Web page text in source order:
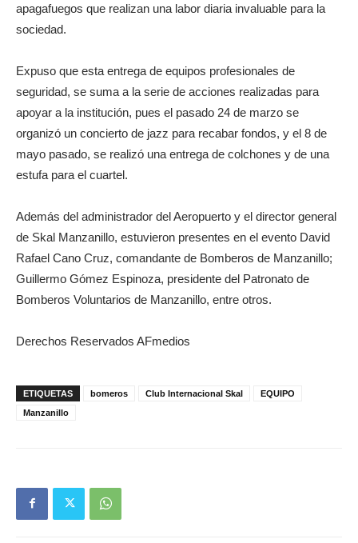
apagafuegos que realizan una labor diaria invaluable para la
sociedad.
Expuso que esta entrega de equipos profesionales de
seguridad, se suma a la serie de acciones realizadas para
apoyar a la institución, pues el pasado 24 de marzo se
organizó un concierto de jazz para recabar fondos, y el 8 de
mayo pasado, se realizó una entrega de colchones y de una
estufa para el cuartel.
Además del administrador del Aeropuerto y el director general
de Skal Manzanillo, estuvieron presentes en el evento David
Rafael Cano Cruz, comandante de Bomberos de Manzanillo;
Guillermo Gómez Espinoza, presidente del Patronato de
Bomberos Voluntarios de Manzanillo, entre otros.
Derechos Reservados AFmedios
ETIQUETAS bomeros Club Internacional Skal
EQUIPO
Manzanillo